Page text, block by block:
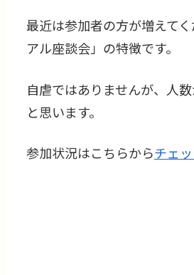
最近は参加者の方が増えて
アル座談会」の特徴です。
自虐ではありませんが、人
と思います。
参加状況はこちらからチェ